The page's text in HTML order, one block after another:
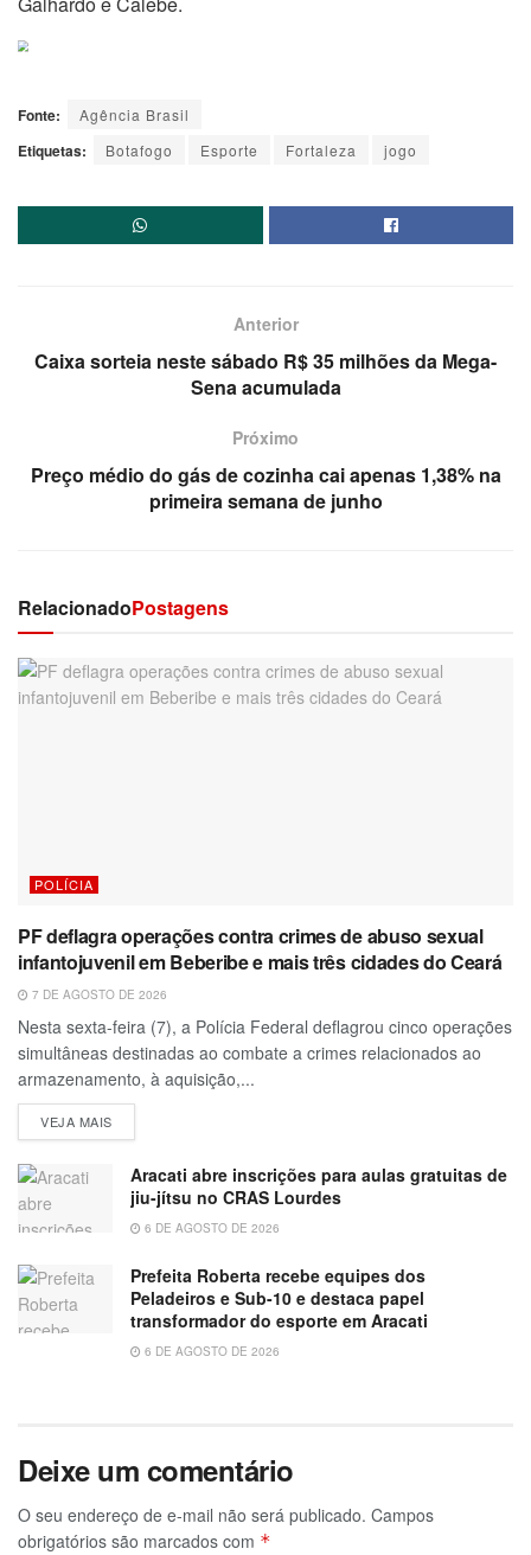
Fonte: Agência Brasil
Etiquetas: Botafogo Esporte Fortaleza jogo
Anterior
Caixa sorteia neste sábado R$ 35 milhões da Mega-
Sena acumulada
Próximo
Preço médio do gás de cozinha cai apenas 1,38% na
primeira semana de junho
RelacionadoPostagens
POLÍCIA
PF deflagra operações contra crimes de abuso sexual
infantojuvenil em Beberibe e mais três cidades do Ceará
7 DE AGOSTO DE 2026
Nesta sexta-feira (7), a Polícia Federal deflagrou cinco operações
simultâneas destinadas ao combate a crimes relacionados ao
armazenamento, à aquisição,...
VEJA MAIS
Aracati abre inscrições para aulas gratuitas de
jiu-jítsu no CRAS Lourdes
6 DE AGOSTO DE 2026
Prefeita Roberta recebe equipes dos
Peladeiros e Sub-10 e destaca papel
transformador do esporte em Aracati
6 DE AGOSTO DE 2026
Deixe um comentário
O seu endereço de e-mail não será publicado. Campos
obrigatórios são marcados com *